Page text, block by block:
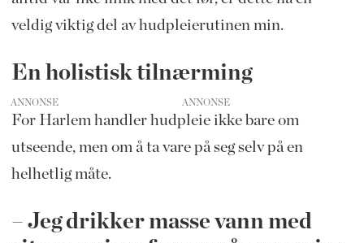
veldig viktig del av hudpleierutinen min.
En holistisk tilnærming
ANNONSE
For Harlem handler hudpleie ikke bare om
utseende, men om å ta vare på seg selv på en
helhetlig måte.
– Jeg drikker masse vann med